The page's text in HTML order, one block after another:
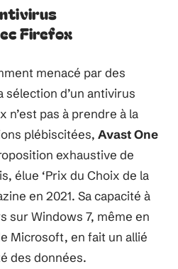
Firefox
menacé par des
sélection d’un antivirus
n’est pas à prendre à la
plébiscitées, Avast One
exhaustive de
élue ‘Prix du Choix de la
en 2021. Sa capacité à
sur Windows 7, même en
Microsoft, en fait un allié
des données.